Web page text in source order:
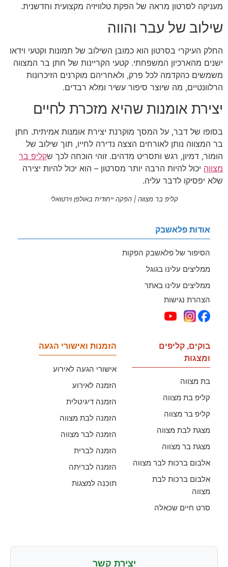
מעניקה לסרטון מראה של הפקת טלוויזיה מקצועית וחדשנית.
שילוב של עבר והווה
החלק העיקרי בסרטון הוא כמובן השילוב של תמונות וקטעי וידאו
ישנים מהארכיון המשפחתי. קטעי הקריינות של חתן בר המצווה
משמשים כהקדמה לכל פרק, ולאחריהם מוקרנים הזיכרונות
הרלוונטיים, מה שיוצר סיפור עשיר ומלא רבדים.
יצירת אומנות שהיא מזכרת לחיים
בסופו של דבר, על המסך מוקרנת יצירת אומנות אמיתית. חתן
בר המצווה נותן לאורחים הצצה נדירה לחייו, תוך שילוב של
הומור, דמיון, רגש ותסריט מדהים. זוהי הוכחה לכך שקליפ בר
מצווה יכול להיות הרבה יותר מסרטון – הוא יכול להיות יצירה
שלא יפסיקו לדבר עליה.
קליפ בר מצווה | הפקה ייחודית באולפן וירטואלי
אודות פלאשבק
הסיפור של פלאשבק הפקות
ממליצים עלינו בגוגל
ממליצים עלינו באתר
הצהרת נגישות
בוקים, קליפים
ומצגות
בת מצווה
קליפ בת מצווה
קליפ בר מצווה
מצגת לבת מצווה
מצגת בר מצווה
אלבום ברכות לבר מצווה
אלבום ברכות לבת
מצווה
סרט חיים שכאלה
הזמנות ואישורי הגעה
אישורי הגעה לאירוע
הזמנה לאירוע
הזמנה דיגיטלית
הזמנה לבת מצווה
הזמנה לבר מצווה
הזמנה לברית
הזמנה לבריתה
תוכנה למצגות
יצירת קשר